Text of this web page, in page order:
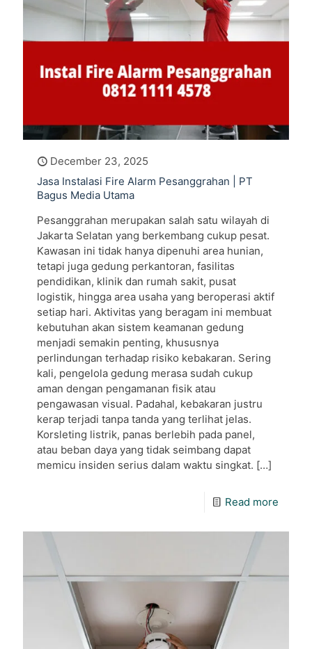
December 23, 2025
Jasa Instalasi Fire Alarm Pesanggrahan | PT
Bagus Media Utama
Pesanggrahan merupakan salah satu wilayah di
Jakarta Selatan yang berkembang cukup pesat.
Kawasan ini tidak hanya dipenuhi area hunian,
tetapi juga gedung perkantoran, fasilitas
pendidikan, klinik dan rumah sakit, pusat
logistik, hingga area usaha yang beroperasi aktif
setiap hari. Aktivitas yang beragam ini membuat
kebutuhan akan sistem keamanan gedung
menjadi semakin penting, khususnya
perlindungan terhadap risiko kebakaran. Sering
kali, pengelola gedung merasa sudah cukup
aman dengan pengamanan fisik atau
pengawasan visual. Padahal, kebakaran justru
kerap terjadi tanpa tanda yang terlihat jelas.
Korsleting listrik, panas berlebih pada panel,
atau beban daya yang tidak seimbang dapat
memicu insiden serius dalam waktu singkat. […]
Read more